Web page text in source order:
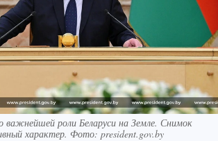
важнейшей роли Беларуси на Земле. Снимок
характер. Фото: president.gov.by